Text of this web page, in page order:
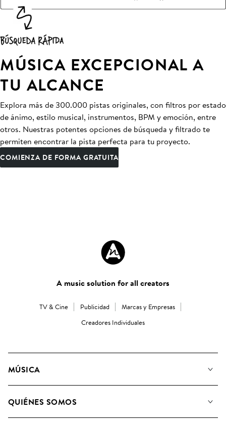
MÚSICA EXCEPCIONAL A
TU ALCANCE
Explora más de 300.000 pistas originales, con filtros por estado
de ánimo, estilo musical, instrumentos, BPM y emoción, entre
otros. Nuestras potentes opciones de búsqueda y filtrado te
permiten encontrar la pista perfecta para tu proyecto.
COMIENZA DE FORMA GRATUITA
A music solution for all creators
TV & Cine Publicidad
Marcas y Empresas
Creadores Individuales
MÚSICA
Buscar
QUIÉNES SOMOS